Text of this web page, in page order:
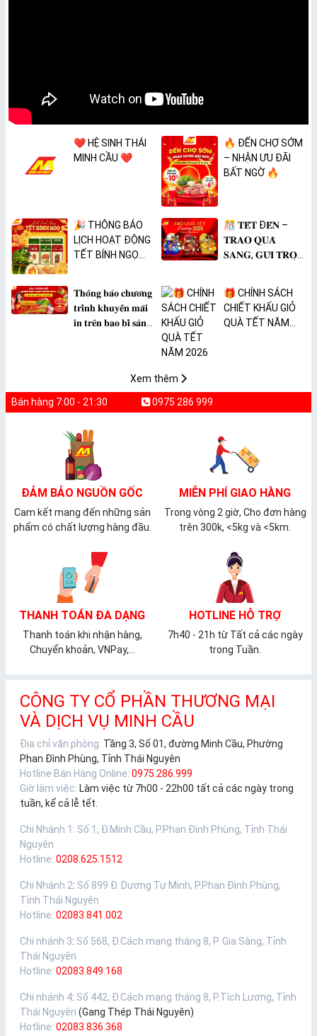
❤️ HỆ SINH THÁI
MINH CẦU ❤️
🔥 ĐẾN CHỢ SỚM
– NHẬN ƯU ĐÃI
BẤT NGỜ 🔥
🎉 THÔNG BÁO
LỊCH HOẠT ĐỘNG
TẾT BÍNH NGỌ
🎊 𝐓𝐄̂́𝐓 Đ𝐄̂́𝐍 –
𝐓𝐑𝐀𝐎 𝐐𝐔𝐀̀
𝐒𝐀𝐍𝐆, 𝐆𝐔̛̉𝐈 𝐓𝐑𝐎̣𝐍
𝐓𝐡𝐨̂𝐧𝐠 𝐛𝐚́𝐨 𝐜𝐡𝐮̛𝐨̛𝐧𝐠
𝐭𝐫𝐢̀𝐧𝐡 𝐤𝐡𝐮𝐲𝐞̂́𝐧 𝐦𝐚̃𝐢
𝐢𝐧 𝐭𝐫𝐞̂𝐧 𝐛𝐚𝐨 𝐛𝐢̀ 𝐬𝐚̉𝐧
🎁 CHÍNH SÁCH
CHIẾT KHẤU GIỎ
QUÀ TẾT NĂM
Xem thêm
Bán hàng 7:00 - 21:30 0975 286 999
ĐẢM BẢO NGUỒN GỐC
Cam kết mang đến những sản
phẩm có chất lượng hàng đầu.
MIỄN PHÍ GIAO HÀNG
Trong vòng 2 giờ, Cho đơn hàng
trên 300k, <5kg và <5km.
THANH TOÁN ĐA DẠNG
Thanh toán khi nhận hàng,
Chuyển khoản, VNPay,...
HOTLINE HỖ TRỢ
7h40 - 21h từ Tất cả các ngày
trong Tuần.
CÔNG TY CỔ PHẦN THƯƠNG MẠI
VÀ DỊCH VỤ MINH CẦU
Địa chỉ văn phòng: Tầng 3, Số 01, đường Minh Cầu, Phường
Phan Đình Phùng, Tỉnh Thái Nguyên
Hotline Bán Hàng Online: 0975.286.999
Giờ làm việc: Làm việc từ 7h00 - 22h00 tất cả các ngày trong
tuần, kể cả lễ tết.
Chi Nhánh 1 : Số 1, Đ.Minh Cầu, P.Phan Đình Phùng, Tỉnh Thái
Nguyên
Hotline: 0208.625.1512
Chi Nhánh 2: Số 899 Đ. Dương Tự Minh, P.Phan Đình Phùng,
Tỉnh Thái Nguyên
Hotline: 02083.841.002
Chi nhánh 3: Số 568, Đ.Cách mạng tháng 8, P. Gia Sàng, Tỉnh
Thái Nguyên
Hotline: 02083.849.168
Chi nhánh 4: Số 442, Đ.Cách mạng tháng 8, P.Tích Lương, Tỉnh
Thái Nguyên (Gang Thép Thái Nguyên)
Hotline: 02083.836.368